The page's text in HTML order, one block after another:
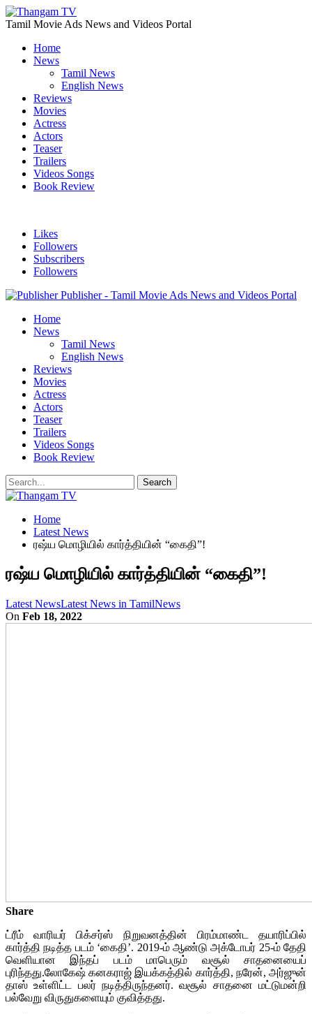
Tamil Movie Ads News and Videos Portal
Home
News
Tamil News
English News
Reviews
Movies
Actress
Actors
Teaser
Trailers
Videos Songs
Book Review
Likes
Followers
Subscribers
Followers
Publisher - Tamil Movie Ads News and Videos Portal
Home
News
Tamil News
English News
Reviews
Movies
Actress
Actors
Teaser
Trailers
Videos Songs
Book Review
Home
Latest News
ரஷ்ய மொழியில் கார்த்தியின் “கைதி”!
ரஷ்ய மொழியில் கார்த்தியின் “கைதி”!
Latest NewsLatest News in TamilNews
On Feb 18, 2022
Share
ட்ரீம் வாரியர் பிக்சர்ஸ் நிறுவனத்தின் பிரம்மாண்ட தயாரிப்பில்
கார்த்தி நடித்த படம் ‘கைதி’. 2019-ம் ஆண்டு அக்டோபர் 25-ம் தேதி
வெளியான இந்தப் படம் மாபெரும் வசூல் சாதனையைப்
புரிந்தது.லோகேஷ் கனகராஜ் இயக்கத்தில் கார்த்தி, நரேன், அர்ஜுன்
தாஸ் உள்ளிட்ட பலர் நடித்திருந்தனர். வசூல் சாதனை மட்டுமன்றி
பல்வேறு விருதுகளையும் குவித்தது.